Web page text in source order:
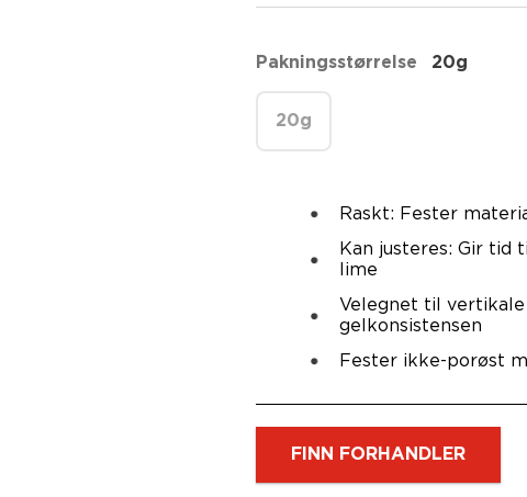
Pakningsstørrelse 20g
20g
Raskt: Fester
Kan justeres: Gir tid
lime
Velegnet til
gelkonsistensen
Fester ikke-porøst
FINN FORHANDLER